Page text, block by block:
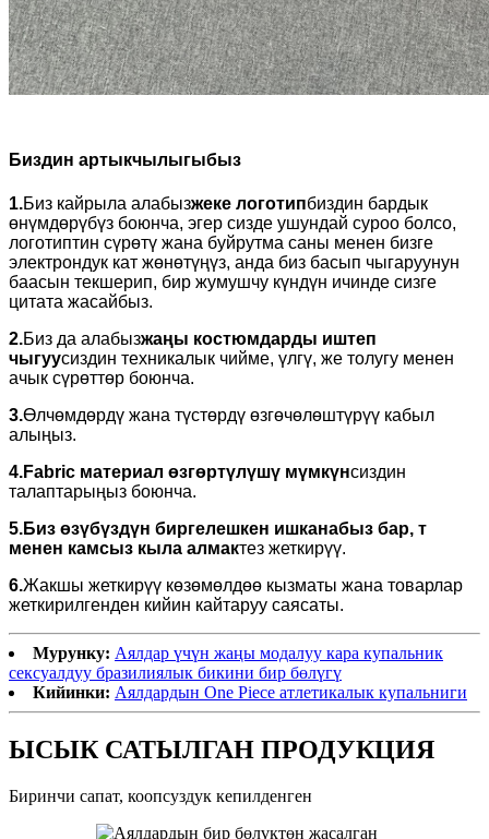
Биздин артыкчылыгыбыз
1.Биз кайрыла алабызжеке логотипбиздин бардык
өнүмдөрүбүз боюнча, эгер сизде ушундай суроо болсо,
логотиптин сүрөтү жана буйрутма саны менен бизге
электрондук кат жөнөтүңүз, анда биз басып чыгаруунун
баасын текшерип, бир жумушчу күндүн ичинде сизге
цитата жасайбыз.
2.Биз да алабызжаңы костюмдарды иштеп
чыгуусиздин техникалык чийме, үлгү, же толугу менен
ачык сүрөттөр боюнча.
3.Өлчөмдөрдү жана түстөрдү өзгөчөлөштүрүү кабыл
алыңыз.
4.Fabric материал өзгөртүлүшү мүмкүнсиздин
талаптарыңыз боюнча.
5.Биз өзүбүздүн биргелешкен ишканабыз бар, т
менен камсыз кыла алмактез жеткирүү.
6.Жакшы жеткирүү көзөмөлдөө кызматы жана товарлар
жеткирилгенден кийин кайтаруу саясаты.
Мурунку: Аялдар үчүн жаңы модалуу кара купальник
сексуалдуу бразилиялык бикини бир бөлүгү
Кийинки: Аялдардын One Piece атлетикалык купальниги
ЫСЫК САТЫЛГАН ПРОДУКЦИЯ
Биринчи сапат, коопсуздук кепилденген